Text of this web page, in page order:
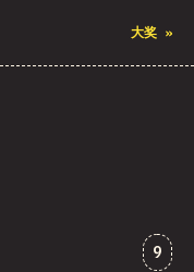
大奖 »
对“
9